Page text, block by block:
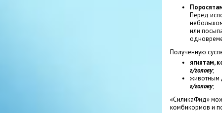
Перед
или
Полученную
ягнятам,
г/голову;
животным
г/голову;
«СиликаФид»
комбикормов и